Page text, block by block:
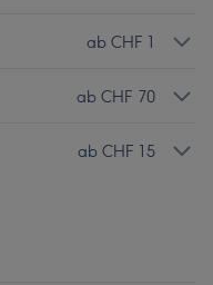
ab CHF 1
ab CHF 70
ab CHF 15